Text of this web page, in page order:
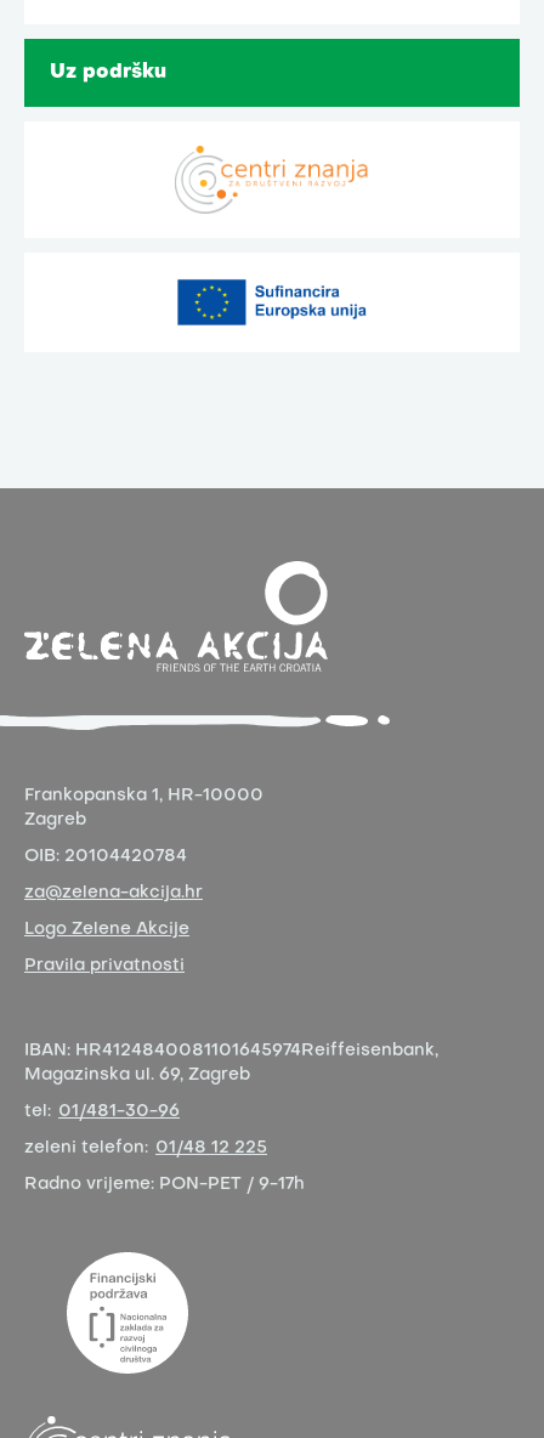
Uz podršku
Frankopanska 1, HR-10000
Zagreb
OIB: 20104420784
za@zelena-akcija.hr
Logo Zelene Akcije
Pravila privatnosti
IBAN: HR4124840081101645974 Reiffeisenbank,
Magazinska ul. 69, Zagreb
tel: 01/481-30-96
zeleni telefon: 01/48 12 225
Radno vrijeme: PON-PET / 9-17h